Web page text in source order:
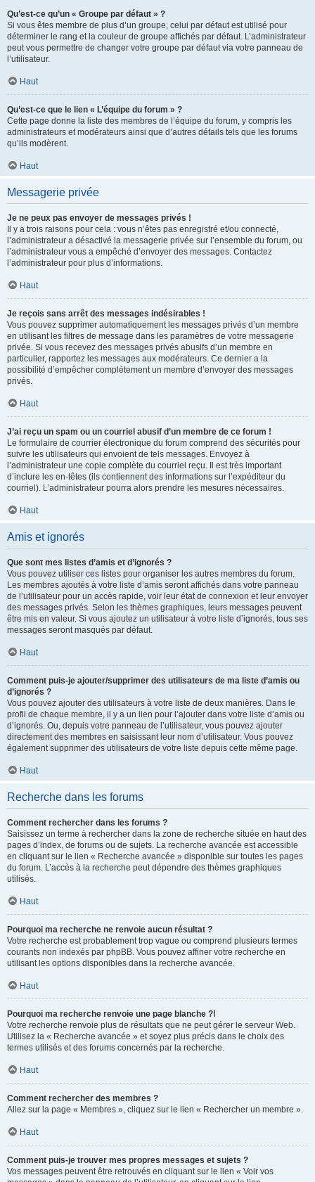
Qu’est-ce qu’un « Groupe par défaut » ?
Si vous êtes membre de plus d’un groupe, celui par défaut est utilisé pour
déterminer le rang et la couleur de groupe affichés par défaut. L’administrateur
peut vous permettre de changer votre groupe par défaut via votre panneau de
l’utilisateur.
Haut
Qu’est-ce que le lien « L’équipe du forum » ?
Cette page donne la liste des membres de l’équipe du forum, y compris les
administrateurs et modérateurs ainsi que d’autres détails tels que les forums
qu’ils modèrent.
Haut
Messagerie privée
Je ne peux pas envoyer de messages privés !
Il y a trois raisons pour cela : vous n’êtes pas enregistré et/ou connecté,
l’administrateur a désactivé la messagerie privée sur l’ensemble du forum, ou
l’administrateur vous a empêché d’envoyer des messages. Contactez
l’administrateur pour plus d’informations.
Haut
Je reçois sans arrêt des messages indésirables !
Vous pouvez supprimer automatiquement les messages privés d’un membre
en utilisant les filtres de message dans les paramètres de votre messagerie
privée. Si vous recevez des messages privés abusifs d’un membre en
particulier, rapportez les messages aux modérateurs. Ce dernier a la
possibilité d’empêcher complètement un membre d’envoyer des messages
privés.
Haut
J’ai reçu un spam ou un courriel abusif d’un membre de ce forum !
Le formulaire de courrier électronique du forum comprend des sécurités pour
suivre les utilisateurs qui envoient de tels messages. Envoyez à
l’administrateur une copie complète du courriel reçu. Il est très important
d’inclure les en-têtes (ils contiennent des informations sur l’expéditeur du
courriel). L’administrateur pourra alors prendre les mesures nécessaires.
Haut
Amis et ignorés
Que sont mes listes d’amis et d’ignorés ?
Vous pouvez utiliser ces listes pour organiser les autres membres du forum.
Les membres ajoutés à votre liste d’amis seront affichés dans votre panneau
de l’utilisateur pour un accès rapide, voir leur état de connexion et leur envoyer
des messages privés. Selon les thèmes graphiques, leurs messages peuvent
être mis en valeur. Si vous ajoutez un utilisateur à votre liste d’ignorés, tous ses
messages seront masqués par défaut.
Haut
Comment puis-je ajouter/supprimer des utilisateurs de ma liste d’amis ou
d’ignorés ?
Vous pouvez ajouter des utilisateurs à votre liste de deux manières. Dans le
profil de chaque membre, il y a un lien pour l’ajouter dans votre liste d’amis ou
d’ignorés. Ou, depuis votre panneau de l’utilisateur, vous pouvez ajouter
directement des membres en saisissant leur nom d’utilisateur. Vous pouvez
également supprimer des utilisateurs de votre liste depuis cette même page.
Haut
Recherche dans les forums
Comment rechercher dans les forums ?
Saisissez un terme à rechercher dans la zone de recherche située en haut des
pages d’index, de forums ou de sujets. La recherche avancée est accessible
en cliquant sur le lien « Recherche avancée » disponible sur toutes les pages
du forum. L’accès à la recherche peut dépendre des thèmes graphiques
utilisés.
Haut
Pourquoi ma recherche ne renvoie aucun résultat ?
Votre recherche est probablement trop vague ou comprend plusieurs termes
courants non indexés par phpBB. Vous pouvez affiner votre recherche en
utilisant les options disponibles dans la recherche avancée.
Haut
Pourquoi ma recherche renvoie une page blanche ?!
Votre recherche renvoie plus de résultats que ne peut gérer le serveur Web.
Utilisez la « Recherche avancée » et soyez plus précis dans le choix des
termes utilisés et des forums concernés par la recherche.
Haut
Comment rechercher des membres ?
Allez sur la page « Membres », cliquez sur le lien « Rechercher un membre ».
Haut
Comment puis-je trouver mes propres messages et sujets ?
Vos messages peuvent être retrouvés en cliquant sur le lien « Voir vos